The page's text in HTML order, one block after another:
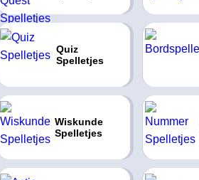
Quiz
Spelletjes
Wiskunde
Spelletjes